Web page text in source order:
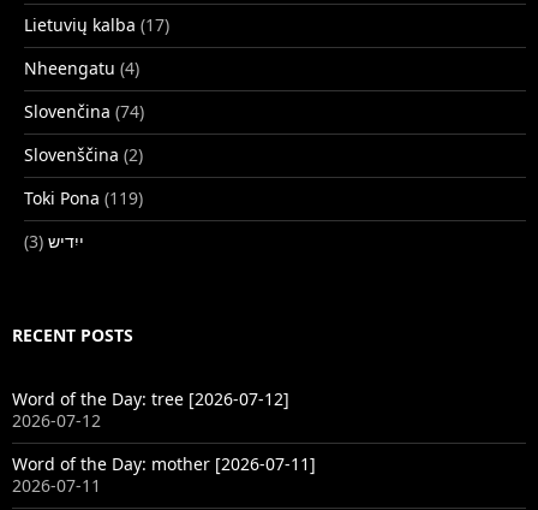
Lietuvių kalba (17)
Nheengatu (4)
Slovenčina (74)
Slovenščina (2)
Toki Pona (119)
ייִדיש (3)
RECENT POSTS
Word of the Day: tree [2026-07-12]
2026-07-12
Word of the Day: mother [2026-07-11]
2026-07-11